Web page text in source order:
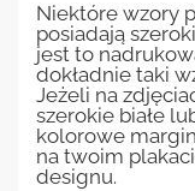
Niektóre wzory
posiadają
jest to
dokładnie taki
Jeżeli na
szerokie białe
kolorowe
na twoim
designu.